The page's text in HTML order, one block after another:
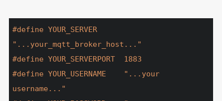
#define
"...your_mqtt_broker_host..."
#define YOUR_SERVERPORT  1883
#define YOUR_USERNAME "...your
username..."